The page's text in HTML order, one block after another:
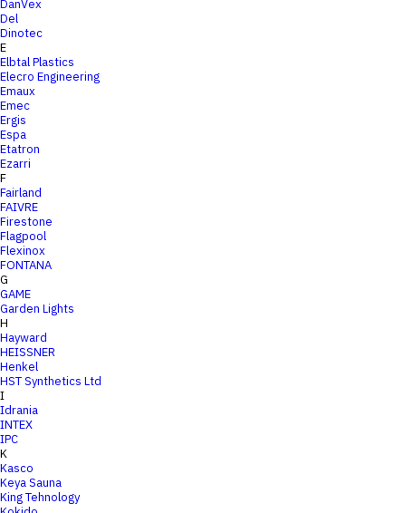
DanVex
Del
Dinotec
E
Elbtal Plastics
Elecro Engineering
Emaux
Emec
Ergis
Espa
Etatron
Ezarri
F
Fairland
FAIVRE
Firestone
Flagpool
Flexinox
FONTANA
G
GAME
Garden Lights
H
Hayward
HEISSNER
Henkel
HST Synthetics Ltd
I
Idrania
INTEX
IPC
K
Kasco
Keya Sauna
King Tehnology